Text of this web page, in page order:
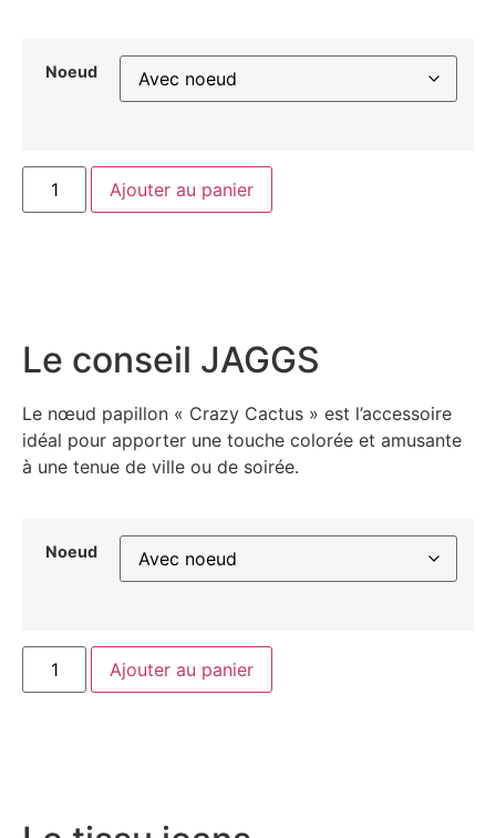
Noeud
Ajouter au panier
Le conseil JAGGS
Le nœud papillon « Crazy Cactus » est l’accessoire
idéal pour apporter une touche colorée et amusante
à une tenue de ville ou de soirée.
Noeud
Ajouter au panier